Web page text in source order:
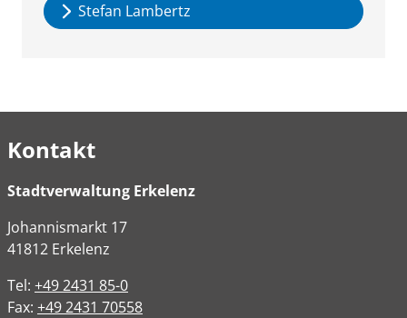
Stefan Lambertz
Kontakt
Stadtverwaltung Erkelenz
Johannismarkt 17
41812 Erkelenz
Tel: +49 2431 85-0
Fax: +49 2431 70558